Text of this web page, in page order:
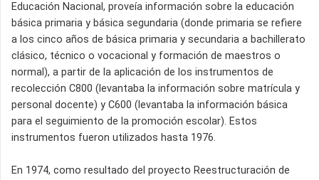
Educación Nacional, proveía información sobre la educación
básica primaria y básica segundaria (donde primaria se refiere
a los cinco años de básica primaria y secundaria a bachillerato
clásico, técnico o vocacional y formación de maestros o
normal), a partir de la aplicación de los instrumentos de
recolección C800 (levantaba la información sobre matrícula y
personal docente) y C600 (levantaba la información básica
para el seguimiento de la promoción escolar). Estos
instrumentos fueron utilizados hasta 1976.
En 1974, como resultado del proyecto Reestructuración de